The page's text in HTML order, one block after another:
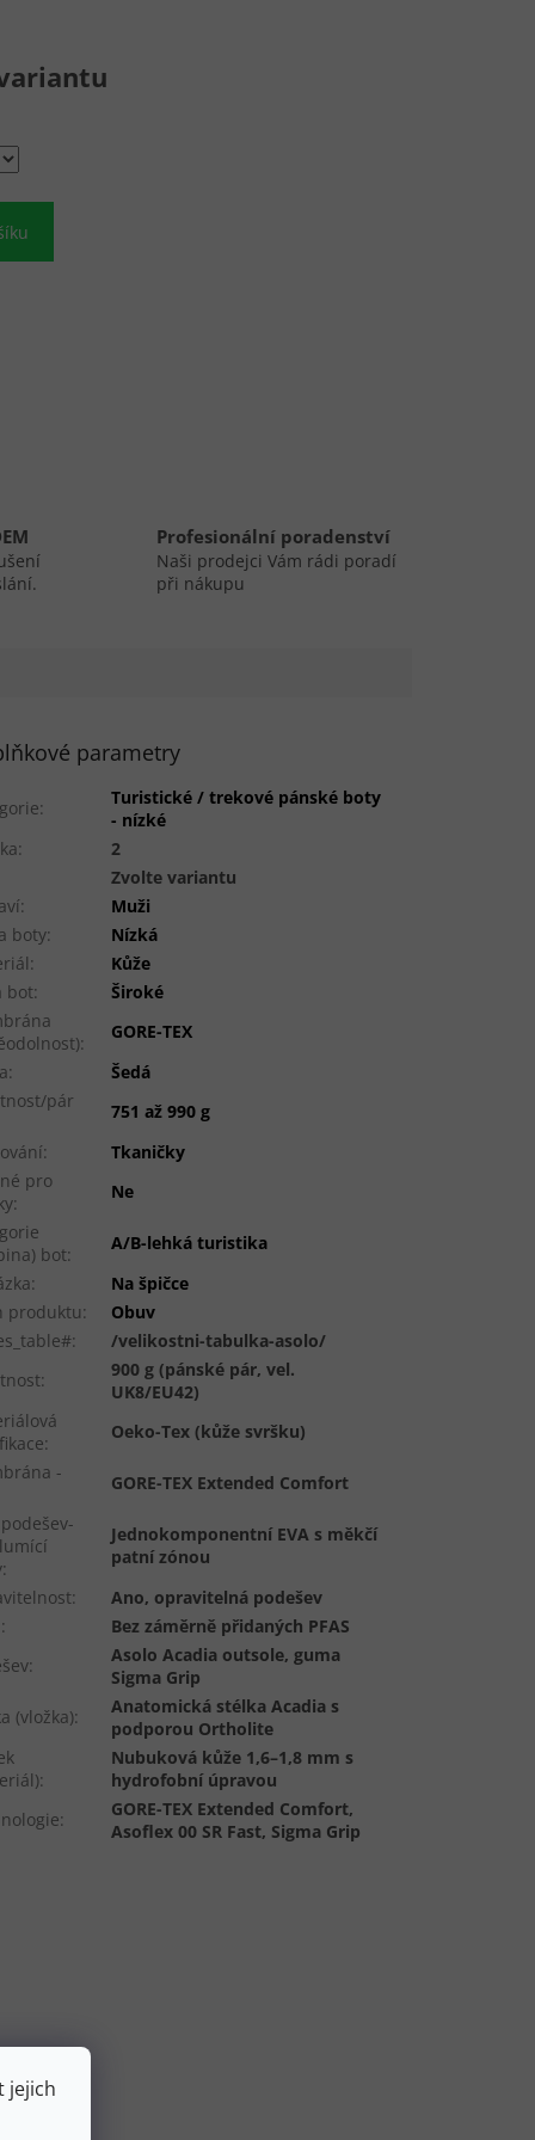
jejich
Profesionální poradenství
Naši prodejci Vám rádi poradí
při nákupu
parametry
:
Turistické / trekové pánské boty
- nízké
:
2
Zvolte variantu
:
Muži
boty:
Nízká
:
Kůže
bot:
Široké
:
GORE-TEX
:
Šedá
pár
751 až 990 g
:
Tkaničky
pro
:
Ne
bot:
A/B-lehká turistika
:
Na špičce
produktu:
Obuv
:
/velikostni-tabulka-asolo/
:
900 g (pánské pár, vel.
UK8/EU42)
:
Oeko-Tex (kůže svršku)
-
GORE-TEX Extended Comfort
:
Jednokomponentní EVA s měkčí
patní zónou
:
Ano, opravitelná podešev
:
Bez záměrně přidaných PFAS
:
Asolo Acadia outsole, guma
Sigma Grip
(vložka):
Anatomická stélka Acadia s
podporou Ortholite
:
Nubuková kůže 1,6–1,8 mm s
hydrofobní úpravou
:
GORE-TEX Extended Comfort,
Asoflex 00 SR Fast, Sigma Grip